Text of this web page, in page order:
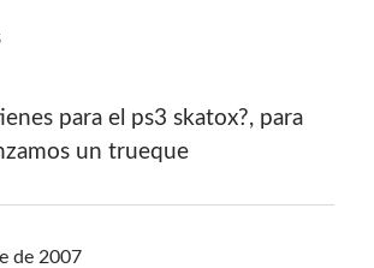
un dominio, hazlo por aquí y colaboras
de este sitio:
para el ps3 skatox?, para
un trueque
de 2007